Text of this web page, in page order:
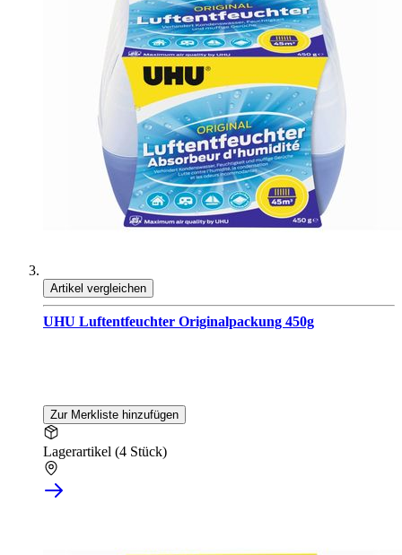
Artikel vergleichen
UHU Luftentfeuchter Originalpackung 450g
Zur Merkliste hinzufügen
Lagerartikel (4 Stück)